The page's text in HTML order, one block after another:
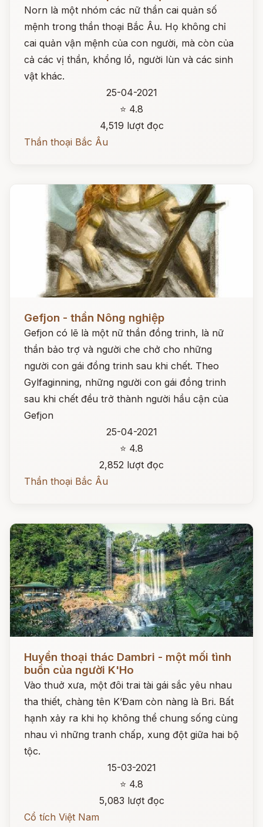
Norn là một nhóm các nữ thần cai quản số
mệnh trong thần thoại Bắc Âu. Họ không chỉ
cai quản vận mệnh của con người, mà còn của
cả các vị thần, khổng lồ, người lùn và các sinh
vật khác.
25-04-2021
⭐ 4.8
4,519 lượt đọc
Thần thoại Bắc Âu
Gefjon - thần Nông nghiệp
Gefjon có lẽ là một nữ thần đồng trinh, là nữ
thần bảo trợ và người che chở cho những
người con gái đồng trinh sau khi chết. Theo
Gylfaginning, những người con gái đồng trinh
sau khi chết đều trở thành người hầu cận của
Gefjon
25-04-2021
⭐ 4.8
2,852 lượt đọc
Thần thoại Bắc Âu
Đọc ngay
Huyền thoại thác Dambri - một mối tình
buồn của người K'Ho
Vào thuở xưa, một đôi trai tài gái sắc yêu nhau
tha thiết, chàng tên K’Đam còn nàng là Bri. Bất
hạnh xảy ra khi họ không thể chung sống cùng
nhau vì những tranh chấp, xung đột giữa hai bộ
tộc.
15-03-2021
⭐ 4.8
5,083 lượt đọc
Cổ tích Việt Nam